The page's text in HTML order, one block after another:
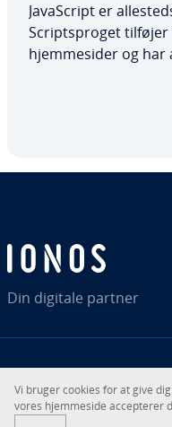
Ja­va­Script er
Scripts­pro­get
hjem­mesi­der og
Din digitale partner
© 2026IONOS SE
RSS LinkedIntiktok
Vi bruger cookies for at give
vores hjem­mesi­de ac­cep­te­rer